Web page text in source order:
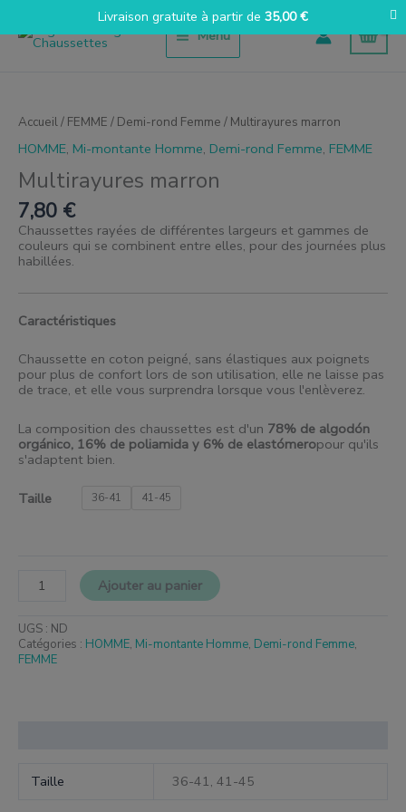
contenu
Menu
Accueil/ FEMME / Demi-rond Femme / Multirayures marron
HOMME, Mi-montante Homme, Demi-rond Femme, FEMME
Multirayures marron
7,80 €
Chaussettes rayées de différentes largeurs et gammes de
couleurs qui se combinent entre elles, pour des journées plus
habillées.
Caractéristiques
Chaussette en coton peigné, sans élastiques aux poignets
pour plus de confort lors de son utilisation, elle ne laisse pas
de trace, et elle vous surprendra lorsque vous l'enlèverez.
La composition des chaussettes est d'un 78% de algodón
orgánico, 16% de poliamida y 6% de elastómeropour qu'ils
s'adaptent bien.
Taille 36-41 41-45
Marrón
Ajouter au panier
UGS : ND
Catégories : HOMME, Mi-montante Homme, Demi-rond Femme,
FEMME
Taille 36-41, 41-45
Livraison gratuite à partir de 35,00€